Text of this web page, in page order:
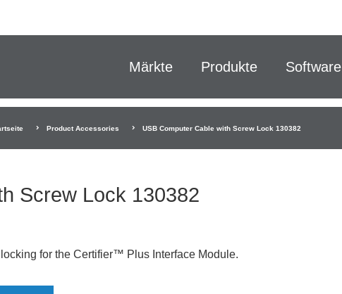
Märkte Produkte Software
Product Accessories USB Computer Cable with Screw Lock 130382
Screw Lock 130382
for the Certifier™ Plus Interface Module.